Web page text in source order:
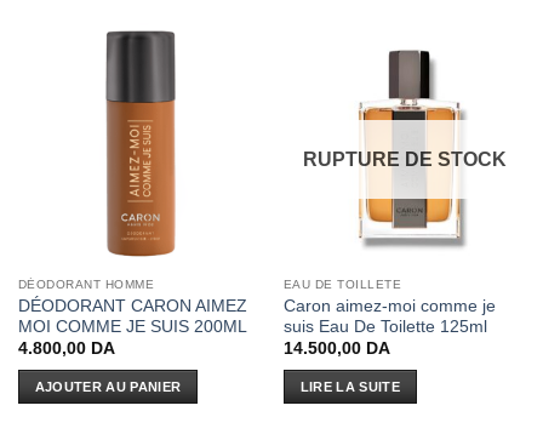
DÉODORANT HOMME
DÉODORANT CARON AIMEZ
MOI COMME JE SUIS 200ML
4.800,00 DA
AJOUTER AU PANIER
RUPTURE DE STOCK
EAU DE TOILLETE
Caron aimez-moi comme je
suis Eau De Toilette 125ml
14.500,00 DA
LIRE LA SUITE